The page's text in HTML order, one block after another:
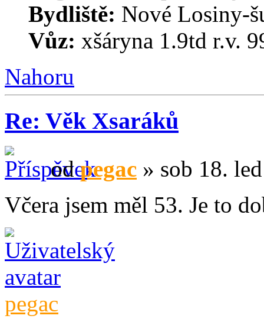
Bydliště: Nové Losiny-
Vůz: xšáryna 1.9td r.v.
Nahoru
Re: Věk Xsaráků
odpegac » sob 18.
Včera jsem měl 53. Je to
pegac